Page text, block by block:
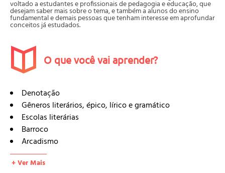
voltado a estudantes e profissionais de pedagogia e educação, que
desejam saber mais sobre o tema, e também a alunos do ensino
fundamental e demais pessoas que tenham interesse em aprofundar
conceitos já estudados.
O que você vai aprender?
Denotação
Gêneros literários, épico, lírico e gramático
Escolas literárias
Barroco
Arcadismo
Romantismo
Realismo
+ Ver Mais